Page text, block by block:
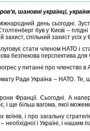
шановні українці,
день сьогодні.
був у Києві –
захист, спільний захист усіх у
стати членом НАТО і
безпекова перспектива
у питанні про членство в
Ради Україна – НАТО.
Франції. Сьогодні. А
і ще більш вагома, якої
і про загальну
необхідної і Україні, і нашим